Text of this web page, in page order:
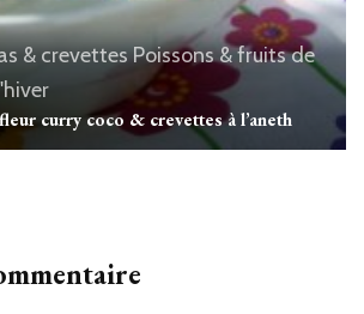
& crevettesPoissons & fruits de
curry coco & crevettes à l’aneth